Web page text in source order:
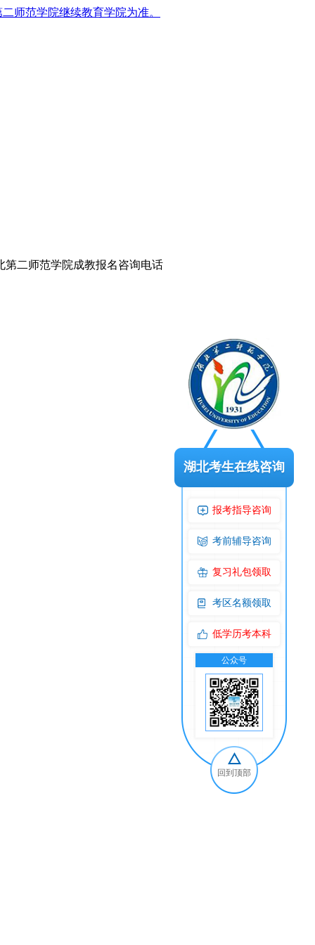
师范学院继续教育学院为准。
湖北考生在线咨询
报考指导咨询
考前辅导咨询
复习礼包领取
考区名额领取
低学历考本科
公众号
回到顶部